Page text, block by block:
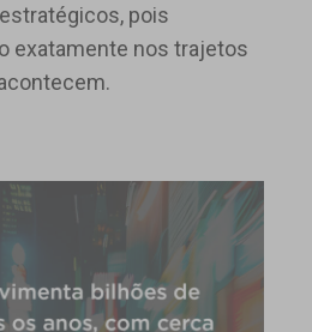
pois
exatamente nos trajetos